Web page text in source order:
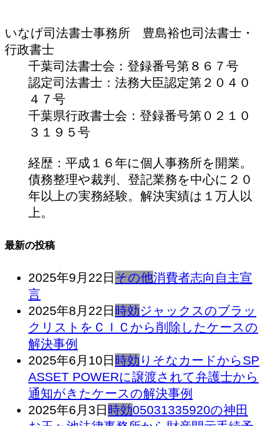
いなげ司法書士事務所 豊島裕也司法書士・
行政書士
千葉司法書士会：登録番号第８６７号
認定司法書士：法務大臣認定第２０４０
４７号
千葉県行政書士会：登録番号第０２１０
３１９５号
経歴：平成１６年に個人事務所を開業。
債務整理や裁判、登記業務を中心に２０
年以上の実務経験。解決実績は１万人以
上。
最新の投稿
2025年9月22日 その他消費者志向自主宣
言
2025年8月22日 時効ジャックスのブラッ
クリストをＣＩＣから削除したケースの
解決事例
2025年6月10日 時効 りそなカードからSP
ASSET POWERに譲渡されて弁護士から
通知がきたケースの解決事例
2025年6月3日 時効05031335920の神田